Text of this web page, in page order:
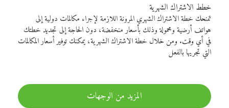
خطط الاشتراك الشهرية
تمنحك خطة الاشتراك الشهري المرونة اللازمة لإجراء مكالمات دولية إلى
هواتف أرضية ومحمولة وذلك بأسعار منخفضة، دون الحاجة إلى تجديد خطتك
في أي وقت. ومن خلال خطة الاشتراك الشهرية، يمكنك توفير أسعار المكالمات
التي تجريها بالفعل
المزيد من الوجهات